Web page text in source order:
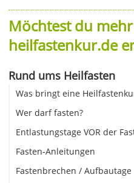
Möchtest du
heilfastenkur.de
Rund ums Heilfasten
Was bringt eine
Wer darf fasten?
Entlastungstage VOR der
Fasten-Anleitungen
Fastenbrechen / Aufbautage